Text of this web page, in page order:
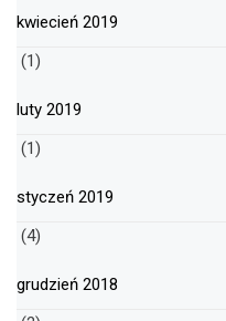
kwiecień 2019
(1)
luty 2019
(1)
styczeń 2019
(4)
grudzień 2018